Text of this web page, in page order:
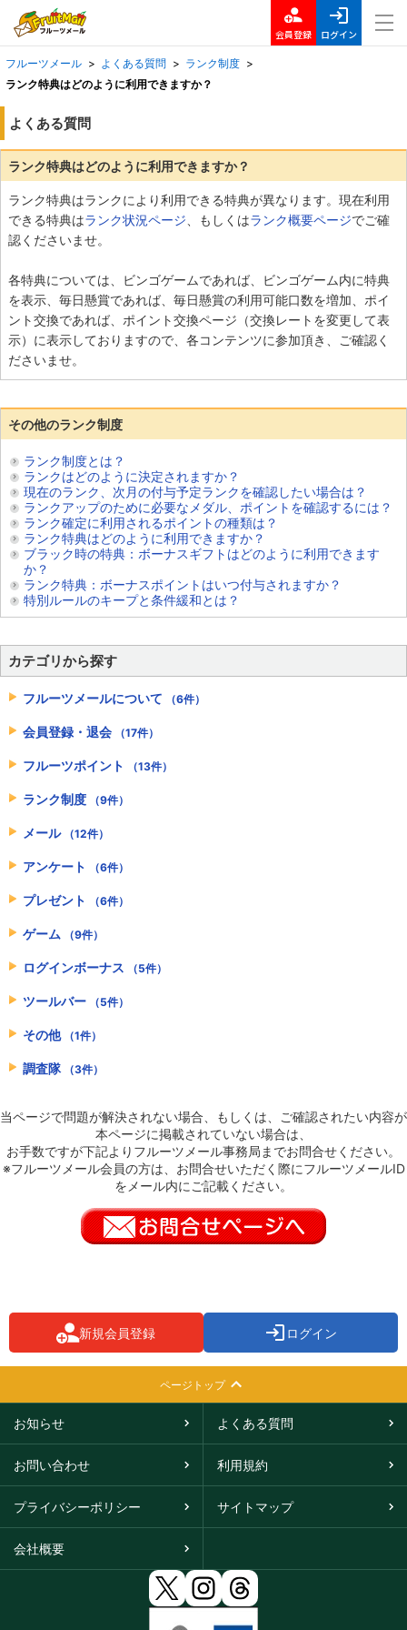
会員登録 ログイン
フルーツメール > よくある質問 > ランク制度 >
ランク特典はどのように利用できますか？
よくある質問
ランク特典はどのように利用できますか？
ランク特典はランクにより利用できる特典が異なります。現在利用
できる特典はランク状況ページ 、もしくはランク概要ページでご確
認くださいませ。
各特典については、ビンゴゲームであれば、ビンゴゲーム内に特典
を表示、毎日懸賞であれば、毎日懸賞の利用可能口数を増加、ポイ
ント交換であれば、ポイント交換ページ（交換レートを変更して表
示）に表示しておりますので、各コンテンツに参加頂き、ご確認く
ださいませ。
その他のランク制度
ランク制度とは？
ランクはどのように決定されますか？
現在のランク、次月の付与予定ランクを確認したい場合は？
ランクアップのために必要なメダル、ポイントを確認するには？
ランク確定に利用されるポイントの種類は？
ランク特典はどのように利用できますか？
ブラック時の特典：ボーナスギフトはどのように利用できます
か？
ランク特典：ボーナスポイントはいつ付与されますか？
特別ルールのキープと条件緩和とは？
カテゴリから探す
フルーツメールについて （6件）
会員登録・退会 （17件）
フルーツポイント （13件）
ランク制度 （9件）
メール （12件）
アンケート （6件）
プレゼント （6件）
ゲーム （9件）
ログインボーナス （5件）
ツールバー （5件）
その他 （1件）
調査隊 （3件）
当ページで問題が解決されない場合、もしくは、ご確認されたい内容が
本ページに掲載されていない場合は、
お手数ですが下記よりフルーツメール事務局までお問合せください。
※フルーツメール会員の方は、お問合せいただく際にフルーツメールID
をメール内にご記載ください。
新規会員登録 ログイン
ページトップ
お知らせ よくある質問
お問い合わせ 利用規約
プライバシーポリシー サイトマップ
会社概要